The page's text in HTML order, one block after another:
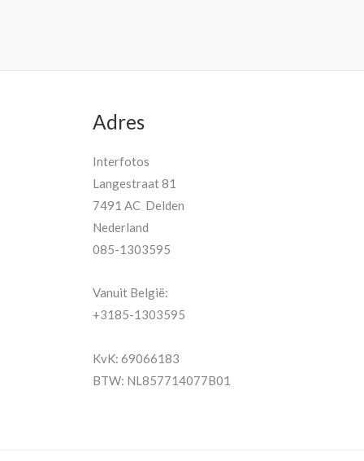
Adres
Interfotos
Langestraat 81
7491 AC Delden
Nederland
085-1303595
Vanuit België:
+3185-1303595
KvK: 69066183
BTW: NL857714077B01